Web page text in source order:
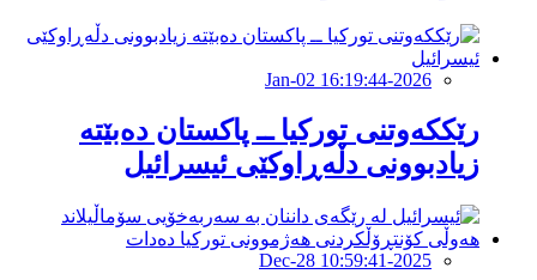
2026-Jan-02 16:19:44
رێککەوتنى تورکیا ــ پاکستان دەبێتە
زیادبوونى دڵەڕاوکێى ئیسرائیل
2025-Dec-28 10:59:41